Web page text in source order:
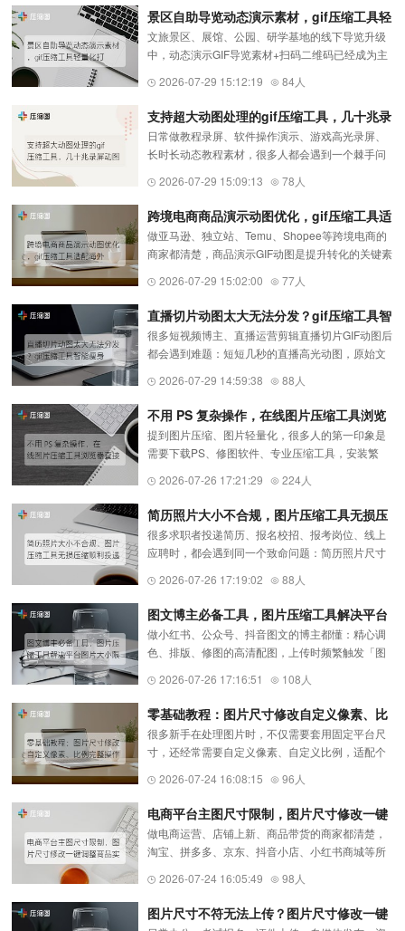
站后台、邮箱附件都设有...
景区自助导览动态演示素材，gif压缩工具轻
量化打印配套动图
文旅景区、展馆、公园、研学基地的线下导览升级
中，动态演示GIF导览素材+扫码二维码已经成为主
游览路线、景点分布、游玩流程、打卡点位，比静
态图片更生动、引导性更强...
2026-07-29 15:12:19 84人
支持超大动图处理的gif压缩工具，几十兆录
屏动图快速压缩导出
日常做教程录屏、软件操作演示、游戏高光录屏、
长时长动态教程素材，很多人都会遇到一个棘手问
法上传、无法发送、无法保存。普通压缩工具仅支
持小体积动图，遇到几十...
2026-07-29 15:09:13 78人
跨境电商商品演示动图优化，gif压缩工具适
配海外平台上传限制
做亚马逊、独立站、Temu、Shopee等跨境电商的
商家都清楚，商品演示GIF动图是提升转化的关键素
海外电商平台对动图文件大小、帧数、分辨率有着
严格上传限制，实拍导出的...
2026-07-29 15:02:00 77人
直播切片动图太大无法分发？gif压缩工具智
能瘦身，保留流畅度
很多短视频博主、直播运营剪辑直播切片GIF动图后
都会遇到难题：短短几秒的直播高光动图，原始文
信种草，都会出现发送卡顿、加载超时、平台直接
限制上传的问题。如果手...
2026-07-29 14:59:38 88人
不用 PS 复杂操作，在线图片压缩工具浏览
器直接使用
提到图片压缩、图片轻量化，很多人的第一印象是
需要下载PS、修图软件、专业压缩工具，安装繁
实日常办公、自媒体创作、证件处理、素材优化，
完全不需要专业PS复杂操作。...
2026-07-26 17:21:29 224人
简历照片大小不合规，图片压缩工具无损压
缩顺利投递
很多求职者投递简历、报名校招、报考岗位、线上
应聘时，都会遇到同一个致命问题：简历照片尺寸
「照片大小不合规、上传失败」。着急投递的情况
下，很多人只能通过转发、...
2026-07-26 17:19:02 88人
图文博主必备工具，图片压缩工具解决平台
图片大小限制
做小红书、公众号、抖音图文的博主都懂：精心调
色、排版、修图的高清配图，上传时频繁触发「图
后，平台会自动粗暴压缩，导致画面发灰、细节丢
失、色彩断层，笔记质感大打...
2026-07-26 17:16:51 108人
零基础教程：图片尺寸修改自定义像素、比
例完整操作步骤
很多新手在处理图片时，不仅需要套用固定平台尺
寸，还经常需要自定义像素、自定义比例，适配个
景。但不懂专业修图软件、不会调整参数，要么尺
寸不对、要么画面变形、要么...
2026-07-24 16:08:15 96人
电商平台主图尺寸限制，图片尺寸修改一键
调整商品实拍图
做电商运营、店铺上新、商品带货的商家都清楚，
淘宝、拼多多、京东、抖音小店、小红书商城等所
格的尺寸和比例限制。实拍原图尺寸五花八门、比
例不统一，直接上传会被系...
2026-07-24 16:05:49 98人
图片尺寸不符无法上传？图片尺寸修改一键